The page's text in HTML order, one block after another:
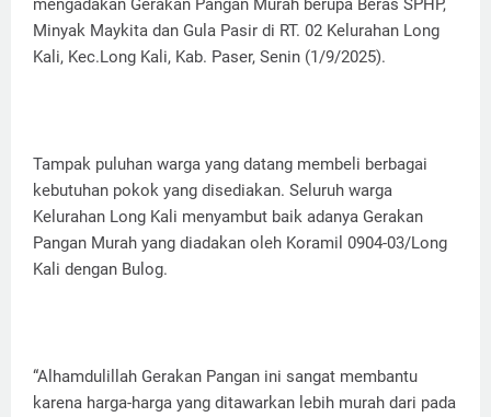
mengadakan Gerakan Pangan Murah berupa Beras SPHP,
Minyak Maykita dan Gula Pasir di RT. 02 Kelurahan Long
Kali, Kec.Long Kali, Kab. Paser, Senin (1/9/2025).
Tampak puluhan warga yang datang membeli berbagai
kebutuhan pokok yang disediakan. Seluruh warga
Kelurahan Long Kali menyambut baik adanya Gerakan
Pangan Murah yang diadakan oleh Koramil 0904-03/Long
Kali dengan Bulog.
“Alhamdulillah Gerakan Pangan ini sangat membantu
karena harga-harga yang ditawarkan lebih murah dari pada